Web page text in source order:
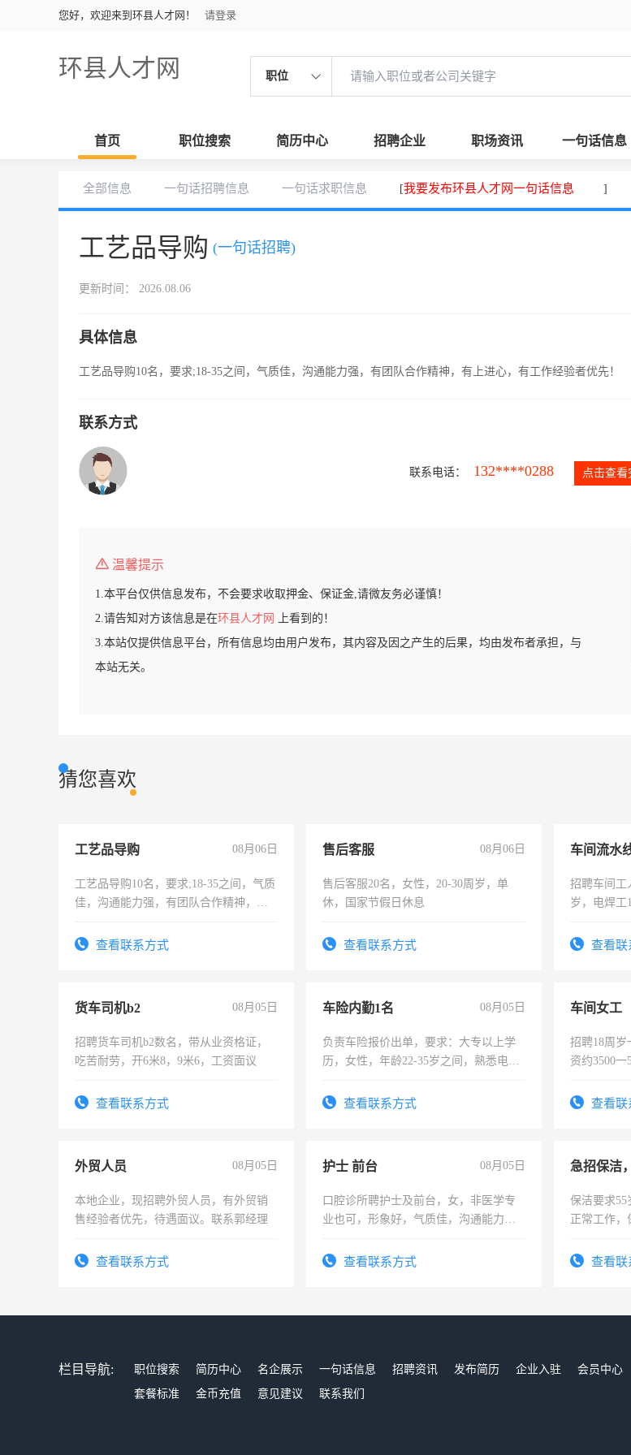
您好，欢迎来到环县人才网！ 请登录
环县人才网 职位
首页 职位搜索 简历中心 招聘企业 职场资讯 一句话信息
全部信息 一句话招聘信息 一句话求职信息 [我要发布环县人才网一句话信息 ]
工艺品导购 (一句话招聘)
更新时间： 2026.08.06
具体信息
工艺品导购10名，要求;18-35之间，气质佳，沟通能力强，有团队合作精神，有上进心，有工作经验者优先！
联系方式
联系电话： 132****0288 点击查看
温馨提示
1.本平台仅供信息发布，不会要求收取押金、保证金,请微友务必谨慎！
2.请告知对方该信息是在环县人才网
上看到的！
3.本站仅提供信息平台，所有信息均由用户发布，其内容及因之产生的后果，均由发布者承担，与
本站无关。
猜您喜欢
工艺品导购 08月06日
工艺品导购10名，要求;18-35之间，气质
佳，沟通能力强，有团队合作精神，有
查看联系方式
售后客服 08月06日
售后客服20名，女性，20-30周岁，单
休，国家节假日休息
查看联系方式
车间流水
招聘车间工
岁，电焊工
宿，免费发
查看联
货车司机b2 08月05日
招聘货车司机b2数名，带从业资格证，
吃苦耐劳，开6米8，9米6，工资面议
查看联系方式
车险内勤1名 08月05日
负责车险报价出单，要求：大专以上学
历，女性，年龄22-35岁之间，熟悉电脑
试用期1-3个月，转正后交纳五险，
查看联系方式
车间女工
招聘18周岁
资约3500
查看联
外贸人员 08月05日
本地企业，现招聘外贸人员，有外贸销
售经验者优先，待遇面议。联系郭经理
查看联系方式
护士 前台 08月05日
口腔诊所聘护士及前台，女，非医学专
业也可，形象好，气质佳，沟通能力
查看联系方式
保洁要求55
正常工作，
录，客服要
查看联
栏目导航: 职位搜索 简历中心 名企展示 一句话信息 招聘资讯 发布简历 企业入驻 会员中心
套餐标准
金币充值 意见建议 联系我们